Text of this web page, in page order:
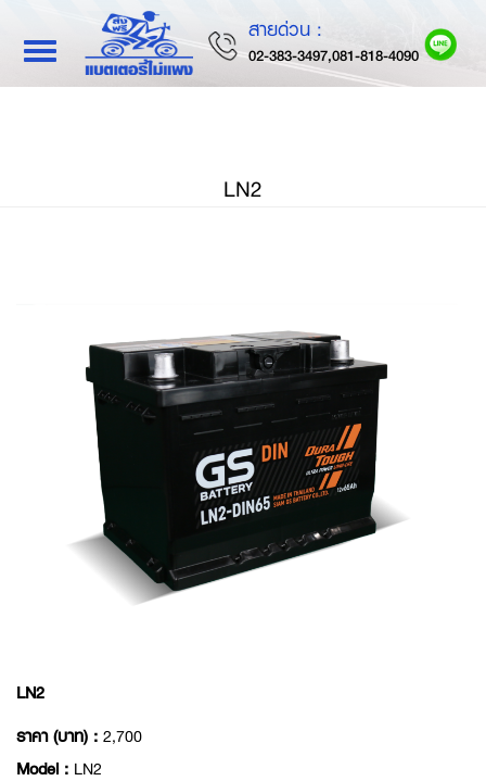
Toggle
navigation
สายด่วน :
02-383-3497,081-818-4090
LN2
LN2
ราคา (บาท) : 2,700
Model : LN2